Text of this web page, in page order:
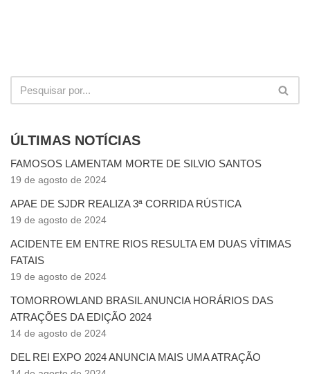
ÚLTIMAS NOTÍCIAS
FAMOSOS LAMENTAM MORTE DE SILVIO SANTOS
19 de agosto de 2024
APAE DE SJDR REALIZA 3ª CORRIDA RÚSTICA
19 de agosto de 2024
ACIDENTE EM ENTRE RIOS RESULTA EM DUAS VÍTIMAS
FATAIS
19 de agosto de 2024
TOMORROWLAND BRASIL ANUNCIA HORÁRIOS DAS
ATRAÇÕES DA EDIÇÃO 2024
14 de agosto de 2024
DEL REI EXPO 2024 ANUNCIA MAIS UMA ATRAÇÃO